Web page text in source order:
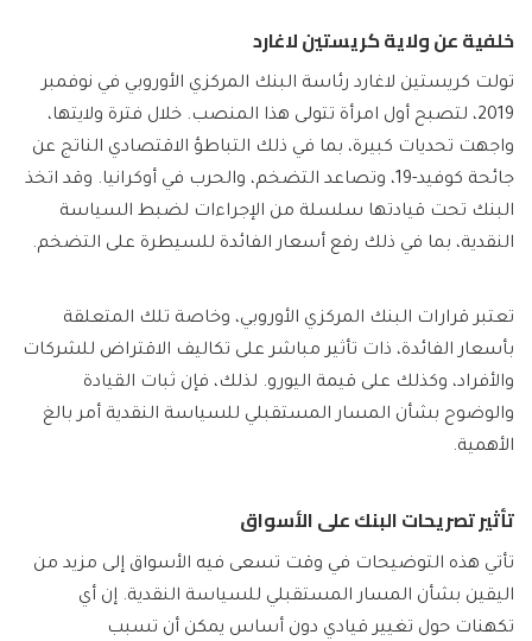
خلفية عن ولاية كريستين لاغارد
تولت كريستين لاغارد رئاسة البنك المركزي الأوروبي في نوفمبر
2019، لتصبح أول امرأة تتولى هذا المنصب. خلال فترة ولايتها،
واجهت تحديات كبيرة، بما في ذلك التباطؤ الاقتصادي الناتج عن
جائحة كوفيد-19، وتصاعد التضخم، والحرب في أوكرانيا. وقد اتخذ
البنك تحت قيادتها سلسلة من الإجراءات لضبط السياسة
النقدية، بما في ذلك رفع أسعار الفائدة للسيطرة على التضخم.
تعتبر قرارات البنك المركزي الأوروبي، وخاصة تلك المتعلقة
بأسعار الفائدة، ذات تأثير مباشر على تكاليف الاقتراض للشركات
والأفراد، وكذلك على قيمة اليورو. لذلك، فإن ثبات القيادة
والوضوح بشأن المسار المستقبلي للسياسة النقدية أمر بالغ
الأهمية.
تأثير تصريحات البنك على الأسواق
تأتي هذه التوضيحات في وقت تسعى فيه الأسواق إلى مزيد من
اليقين بشأن المسار المستقبلي للسياسة النقدية. إن أي
تكهنات حول تغيير قيادي دون أساس يمكن أن تسبب